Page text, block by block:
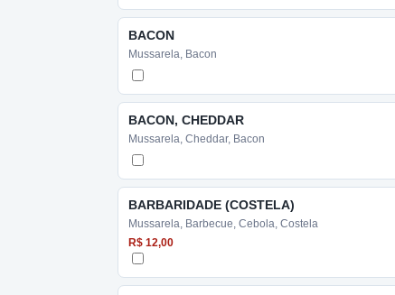
BACON
Mussarela, Bacon
BACON, CHEDDAR
Mussarela, Cheddar, Bacon
BARBARIDADE (COSTELA)
Mussarela, Barbecue, Cebola, Costela
R$ 12,00